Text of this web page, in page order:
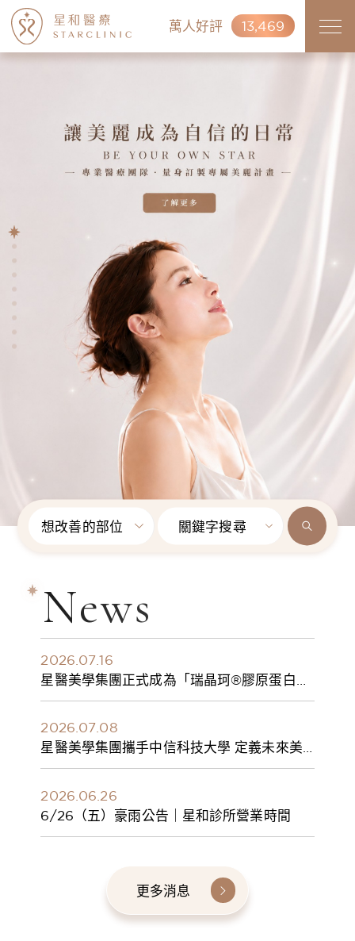
萬人好評 13,469
想改善的部位 關鍵字搜尋
News
2026.07.16
星醫美學集團正式成為「瑞晶珂®膠原蛋白植
入劑」台灣獨家總代理
2026.07.08
星醫美學集團攜手中信科技大學 定義未來美
學人才新標準 建構健康美學產學共育模式 串
2026.06.26
6/26（五）豪雨公告｜星和診所營業時間
更多消息